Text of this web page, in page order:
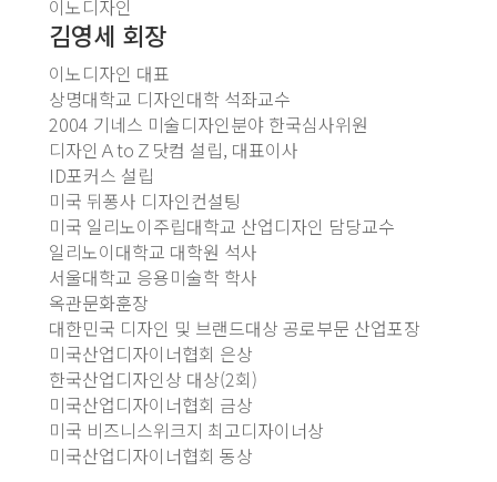
이노디자인
김영세 회장
이노디자인 대표
상명대학교 디자인대학 석좌교수
2004 기네스 미술디자인분야 한국심사위원
디자인ＡtoＺ닷컴 설립, 대표이사
ID포커스 설립
미국 뒤퐁사 디자인컨설팅
미국 일리노이주립대학교 산업디자인 담당교수
일리노이대학교 대학원 석사
서울대학교 응용미술학 학사
옥관문화훈장
대한민국 디자인 및 브랜드대상 공로부문 산업포장
미국산업디자이너협회 은상
한국산업디자인상 대상(2회)
미국산업디자이너협회 금상
미국 비즈니스위크지 최고디자이너상
미국산업디자이너협회 동상